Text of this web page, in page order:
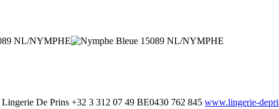
Lingerie De Prins +32 3 312 07 49 BE0430 762 845 www.lingerie-